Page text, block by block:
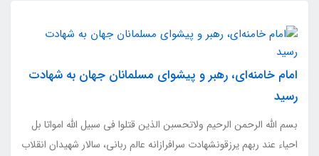
امام خامنه‌ای، رهبر و پیشوای مسلمانان جهان به شهادت
رسید
بسم الله الرحمن الرحیم ولاتحسبن الذین قتلوا فی سبیل الله امواتا بل
احیاء عند ربهم یرزقونشهادت سرافرازانه عالم ربانی، سالار شهیدان انقلاب